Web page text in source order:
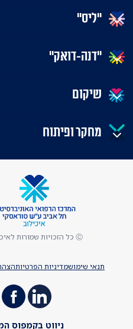
"ליס"
"דנה-דואק"
שיקום
מחקר ופיתוח
תנאי שימושמדיניות הפרטיות
Ⓒ כל הזכויות שמורות לאיכילוב
ניווט בקמפוס